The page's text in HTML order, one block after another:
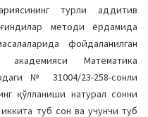
турли аддитив
методи ёрдамида
фойдаланилган
Математика
№ 31004/23-258-сонли
қўлланиши натурал сонни
туб сон ва учунчи туб